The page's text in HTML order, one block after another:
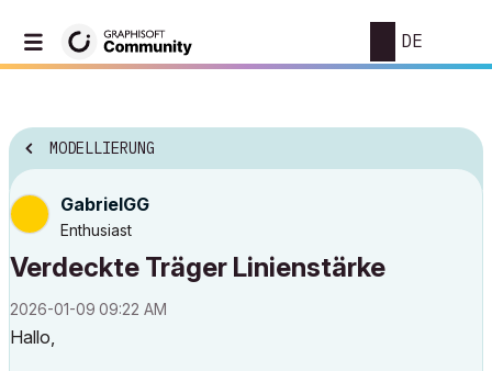
DE
MODELLIERUNG
GabrielGG
Enthusiast
Verdeckte Träger Linienstärke
‎2026-01-09 09:22 AM
Hallo,